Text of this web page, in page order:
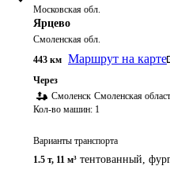
Московская обл.
Ярцево
Смоленская обл.
443 км Маршрут на карте
Через
Смоленск Смоленская
Кол-во машин: 1
Варианты транспорта
1.5 т, 11 м³ тентованный,